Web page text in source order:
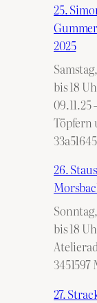
25.
2025
bis 18
09.11.25
Töpfern
26.
Sonntag,
bis 18
27.